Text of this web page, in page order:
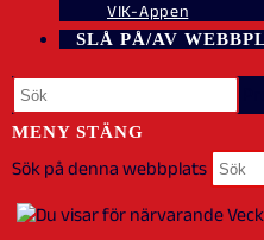
VIK-Appen
SLÅ PÅ/AV
MENY STÄNG
Sök på denna webbplats